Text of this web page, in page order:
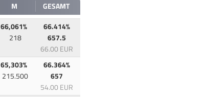
M
GESAMT
66,061%
218
66.414%
657.5
66.00 EUR
65,303%
215.500
66.364%
657
54.00 EUR